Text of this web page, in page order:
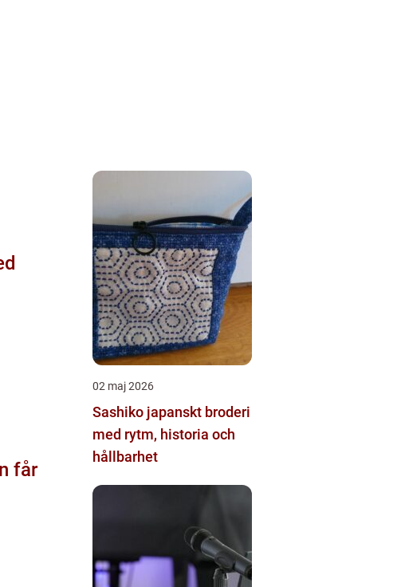
02 maj 2026
Sashiko japanskt broderi
med rytm, historia och
hållbarhet